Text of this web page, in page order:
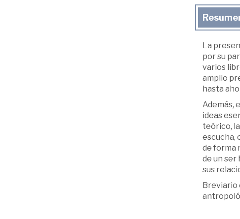
La
por su
varios
amplio
hasta
Además,
ideas
teórico,
escucha,
de forma
de un ser
sus
Breviario